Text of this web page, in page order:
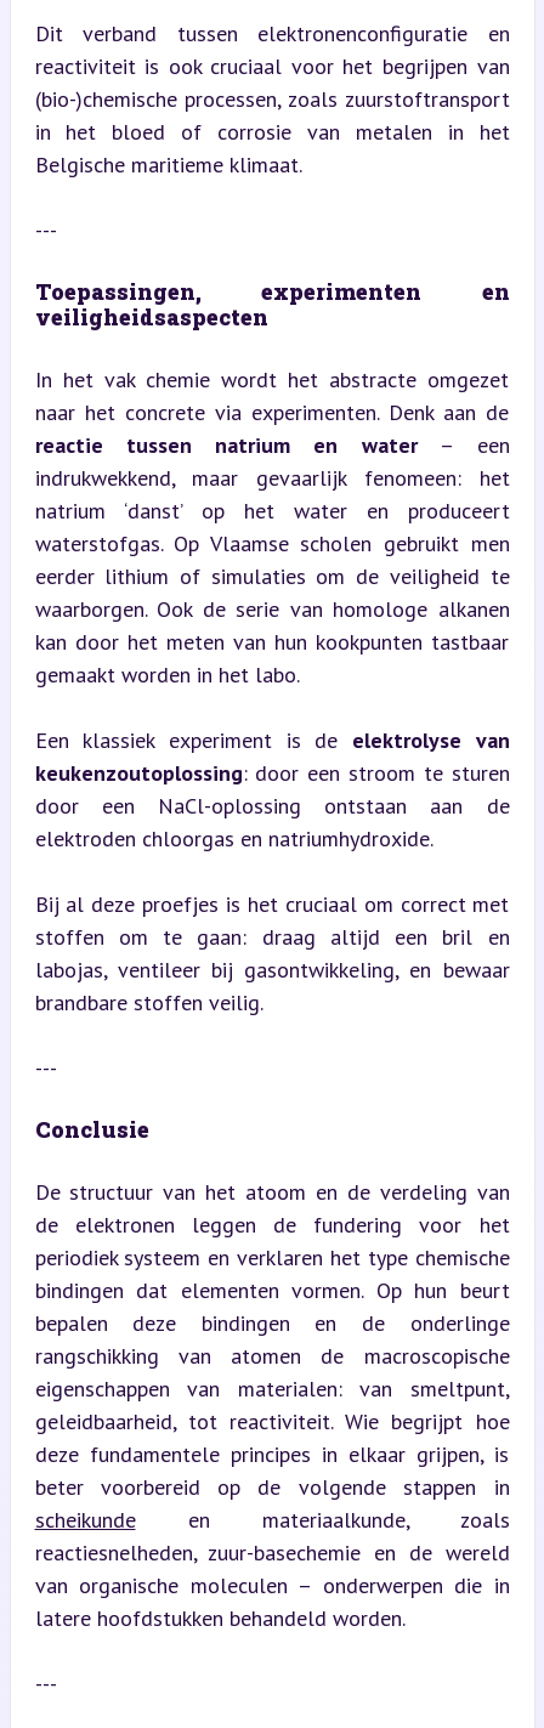
Dit verband tussen elektronenconfiguratie en
reactiviteit is ook cruciaal voor het begrijpen van
(bio-)chemische processen, zoals zuurstoftransport
in het bloed of corrosie van metalen in het
Belgische maritieme klimaat.
---
Toepassingen, experimenten en
veiligheidsaspecten
In het vak chemie wordt het abstracte omgezet
reactie tussen natrium en water – een
indrukwekkend, maar gevaarlijk fenomeen: het
natrium ‘danst’ op het water en produceert
waterstofgas. Op Vlaamse scholen gebruikt men
eerder lithium of simulaties om de veiligheid te
waarborgen. Ook de serie van homologe alkanen
kan door het meten van hun kookpunten tastbaar
gemaakt worden in het labo.
Een klassiek experiment is de elektrolyse van
keukenzoutoplossing: door een stroom te sturen
door een NaCl-oplossing ontstaan aan de
elektroden chloorgas en natriumhydroxide.
Bij al deze proefjes is het cruciaal om correct met
stoffen om te gaan: draag altijd een bril en
labojas, ventileer bij gasontwikkeling, en bewaar
brandbare stoffen veilig.
---
Conclusie
De structuur van het atoom en de verdeling van
de elektronen leggen de fundering voor het
periodiek systeem en verklaren het type chemische
bindingen dat elementen vormen. Op hun beurt
bepalen deze bindingen en de onderlinge
rangschikking van atomen de macroscopische
eigenschappen van materialen: van smeltpunt,
geleidbaarheid, tot reactiviteit. Wie begrijpt hoe
deze fundamentele principes in elkaar grijpen, is
scheikunde en materiaalkunde, zoals
reactiesnelheden, zuur-basechemie en de wereld
van organische moleculen – onderwerpen die in
latere hoofdstukken behandeld worden.
---